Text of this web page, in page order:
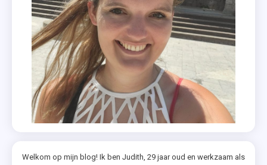
Welkom op mijn blog! Ik ben Judith, 29 jaar oud en werkzaam als